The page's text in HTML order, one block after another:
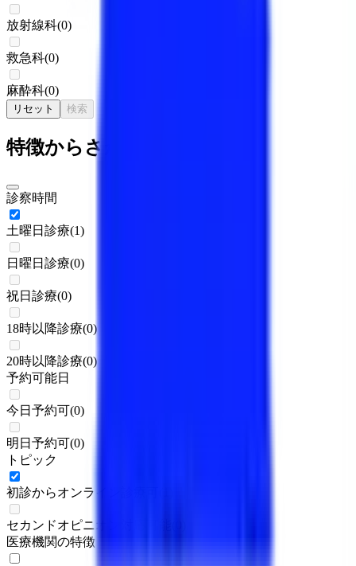
放射線科(0)
救急科(0)
麻酔科(0)
リセット 検索
特徴からさがす
診察時間
土曜日診療(1)
日曜日診療(0)
祝日診療(0)
18時以降診療(0)
20時以降診療(0)
予約可能日
今日予約可(0)
明日予約可(0)
トピック
初診からオンライン診療可
セカンドオピニオン対応可能
医療機関の特徴